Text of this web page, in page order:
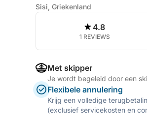
Sisi, Griekenland
4.8
1 REVIEWS
Met skipper
Je wordt begeleid door een
Flexibele annulering
Krijg een volledige
(exclusief servicekosten en